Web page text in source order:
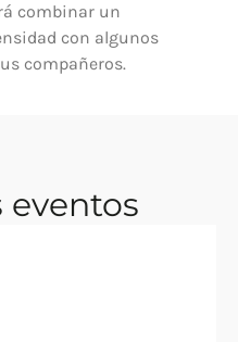
combinar un
con algunos
compañeros.
eventos